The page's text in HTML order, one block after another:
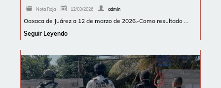
Nota Roja 12/03/2026 admin
Oaxaca de Juárez a 12 de marzo de 2026.-Como resultado …
Seguir Leyendo